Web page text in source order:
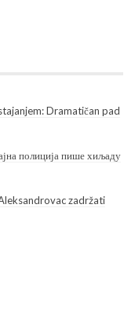
Dramatičan pad
полиција пише хиљаду
zadržati